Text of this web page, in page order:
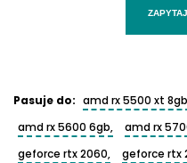
Pasuje do: amd rx 5500 xt
amd rx 5600 6gb,
amd rx
geforce rtx 2060,
geforce rtx